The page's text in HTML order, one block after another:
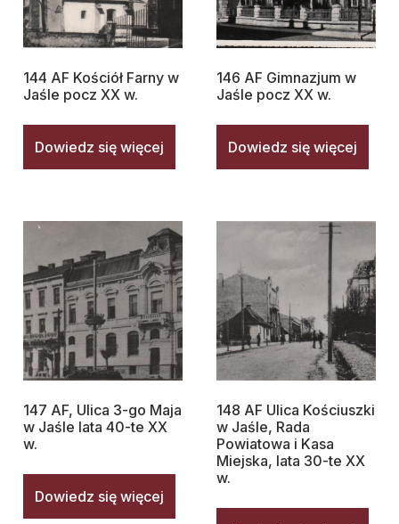
144 AF Kościół Farny w
Jaśle pocz XX w.
Dowiedz się więcej
146 AF Gimnazjum w
Jaśle pocz XX w.
Dowiedz się więcej
147 AF, Ulica 3-go Maja
w Jaśle lata 40-te XX
w.
Dowiedz się więcej
148 AF Ulica Kościuszki
w Jaśle, Rada
Powiatowa i Kasa
Miejska, lata 30-te XX
w.